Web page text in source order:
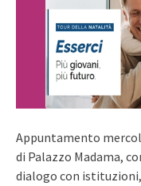
Appuntamento
di Palazzo Madama,
dialogo con